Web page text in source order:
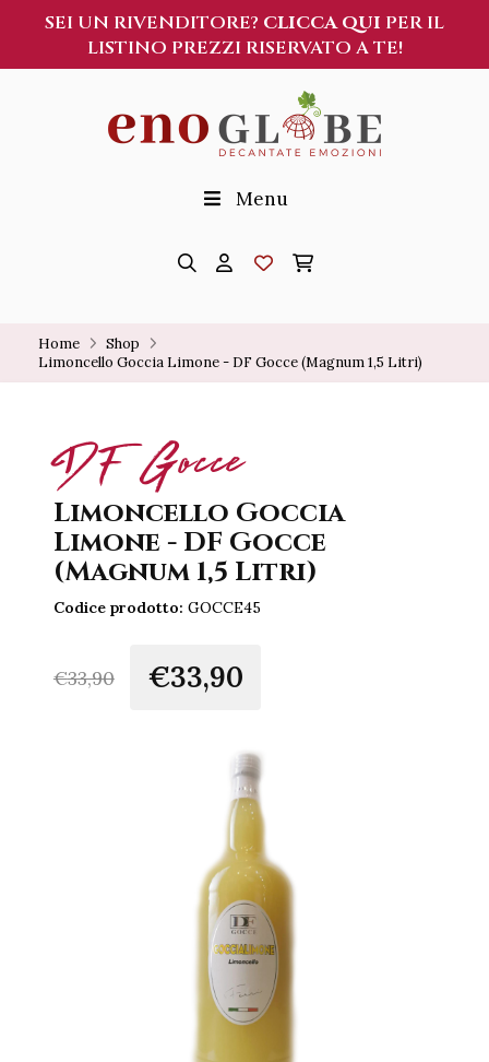
SEI UN RIVENDITORE? CLICCA QUI PER IL
LISTINO PREZZI RISERVATO A TE!
Menu
Home
Shop
Limoncello Goccia Limone - DF Gocce (Magnum 1,5 Litri)
DF Gocce
Limoncello Goccia
Limone - DF Gocce
(Magnum 1,5 Litri)
Codice prodotto: GOCCE45
€33,90 €33,90